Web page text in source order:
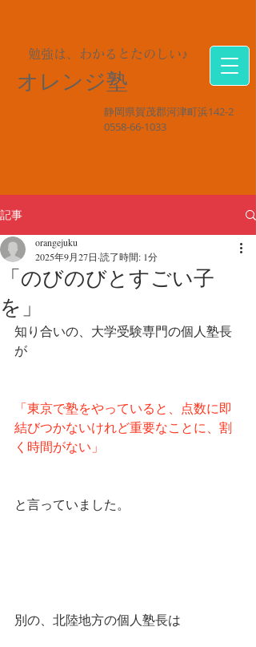
勉強は、わかるとたのしい♪
オレンジ塾
静岡県賀茂郡河津町浜142-2
0558-66-1033
記事
「のびのびとすごい子
を」
orangejuku
2025年9月27日 読了時間: 1分
知り合いの、大学受験専門の個人塾長
が
「東京で塾をやっていると、点数に即
結びつかないけれど重要なことに、割
く時間がない」
と言っていました。
別の、北陸地方の個人塾長は